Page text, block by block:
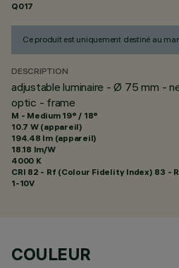
Q017
Ce produit est uniquement destiné au
DESCRIPTION
adjustable luminaire - Ø 75 mm -
optic - frame
M - Medium 19° / 18°
10.7 W (appareil)
194.48 lm (appareil)
18.18 lm/W
4000 K
CRI 82 - Rf (Colour Fidelity Index) 83 -
1-10V
COULEUR